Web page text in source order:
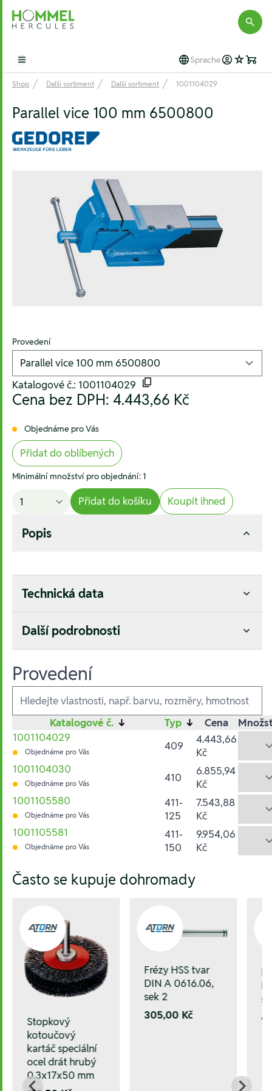
Hommel Hercules
Open main menu Sprache
Shop Další sortiment Další sortiment 1001104029
Parallel vice 100 mm 6500800
Provedení
Katalogové č.: 1001104029
Cena bez DPH: 4.443,66 Kč
Objednáme pro Vás
Přidat do oblíbených
Minimální množství pro objednání: 1
Přidat do košíku Koupit ihned
Popis
Technická data
Další podrobnosti
Provedení
Ausführungen
Katalogové č. ↓ Typ ↓ Cena
1001104029
Objednáme pro Vás 409
4.443,66
Kč
1001104030
Objednáme pro Vás 410
6.855,94
Kč
1001105580
Objednáme pro Vás
411-
125
7.543,88
Kč
1001105581
Objednáme pro Vás
411-
150
9.954,06
Kč
Často se kupuje dohromady
Stopkový
kotoučový
kartáč speciální
ocel drát hrubý
0.3x17x50 mm
Frézy HSS tvar
DIN A 0616.06,
sek 2
305,00 Kč